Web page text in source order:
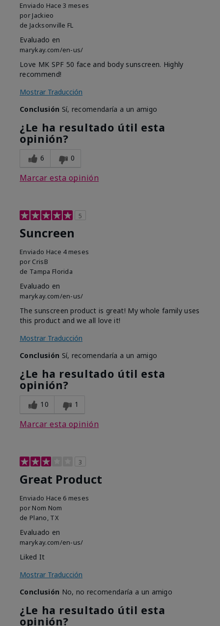
Enviado Hace 3 meses
por Jackieo
de Jacksonville FL
Evaluado en
marykay.com/en-us/
Love MK SPF 50 face and body sunscreen. Highly
recommend!
Mostrar Traducción
Conclusión Sí, recomendaría a un amigo
¿Le ha resultado útil esta
opinión?
6 0
Marcar esta opinión
5
Suncreen
Enviado Hace 4 meses
por CrisB
de Tampa Florida
Evaluado en
marykay.com/en-us/
The sunscreen product is great! My whole family uses
this product and we all love it!
Mostrar Traducción
Conclusión Sí, recomendaría a un amigo
¿Le ha resultado útil esta
opinión?
10 1
Marcar esta opinión
3
Great Product
Enviado Hace 6 meses
por Nom Nom
de Plano, TX
Evaluado en
marykay.com/en-us/
Liked It
Mostrar Traducción
Conclusión No, no recomendaría a un amigo
¿Le ha resultado útil esta
opinión?